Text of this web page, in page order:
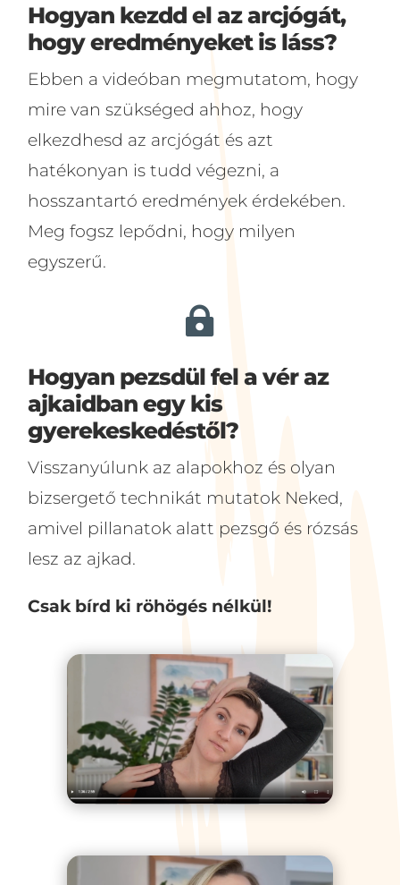
Hogyan kezdd el az arcjógát,
hogy eredményeket is láss?
Ebben a videóban megmutatom, hogy
mire van szükséged ahhoz, hogy
elkezdhesd az arcjógát és azt
hatékonyan is tudd végezni, a
hosszantartó eredmények érdekében.
Meg fogsz lepődni, hogy milyen
egyszerű.

Hogyan pezsdül fel a vér az
ajkaidban egy kis
gyerekeskedéstől?
Visszanyúlunk az alapokhoz és olyan
bizsergető technikát mutatok Neked,
amivel pillanatok alatt pezsgő és rózsás
lesz az ajkad.
Csak bírd ki röhögés nélkül!